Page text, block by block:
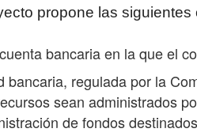
propone las siguientes
bancaria en la que el
regulada por la
sean administrados
de fondos